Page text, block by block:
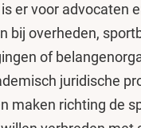
er voor advocaten
bij overheden,
of
juridische
maken richting de